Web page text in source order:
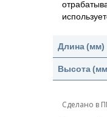
Длина (мм)
Высота
Сделано в